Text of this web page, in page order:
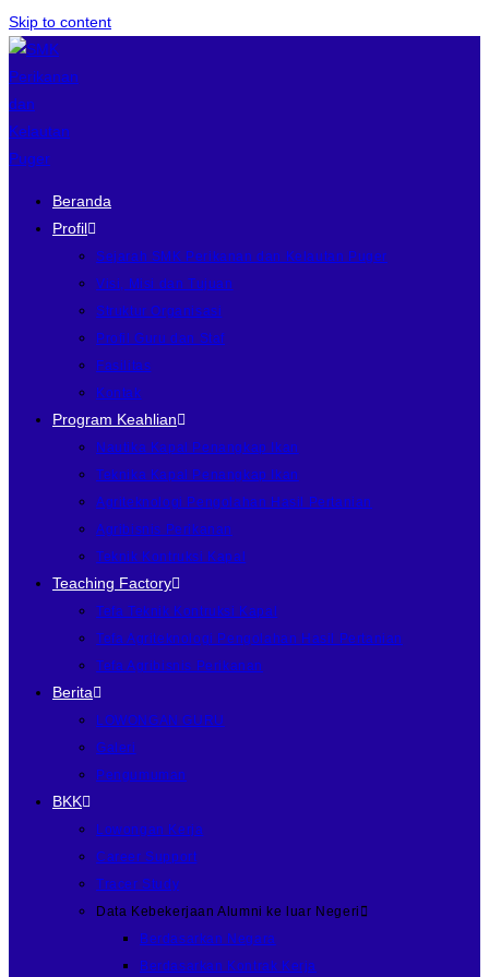
Skip to content
Beranda
Profil
Sejarah SMK Perikanan dan Kelautan Puger
Visi, Misi dan Tujuan
Struktur Organisasi
Profil Guru dan Staf
Fasilitas
Kontak
Program Keahlian
Nautika Kapal Penangkap Ikan
Teknika Kapal Penangkap Ikan
Agriteknologi Pengolahan Hasil Pertanian
Agribisnis Perikanan
Teknik Kontruksi Kapal
Teaching Factory
Tefa Teknik Kontruksi Kapal
Tefa Agriteknologi Pengolahan Hasil Pertanian
Tefa Agribisnis Perikanan
Berita
LOWONGAN GURU
Galeri
Pengumuman
BKK
Lowongan Kerja
Career Support
Tracer Study
Data Kebekerjaan Alumni ke luar Negeri
Berdasarkan Negara
Berdasarkan Kontrak Kerja